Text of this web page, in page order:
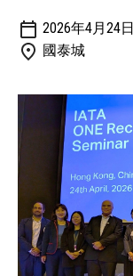
2026年4月24日
國泰城